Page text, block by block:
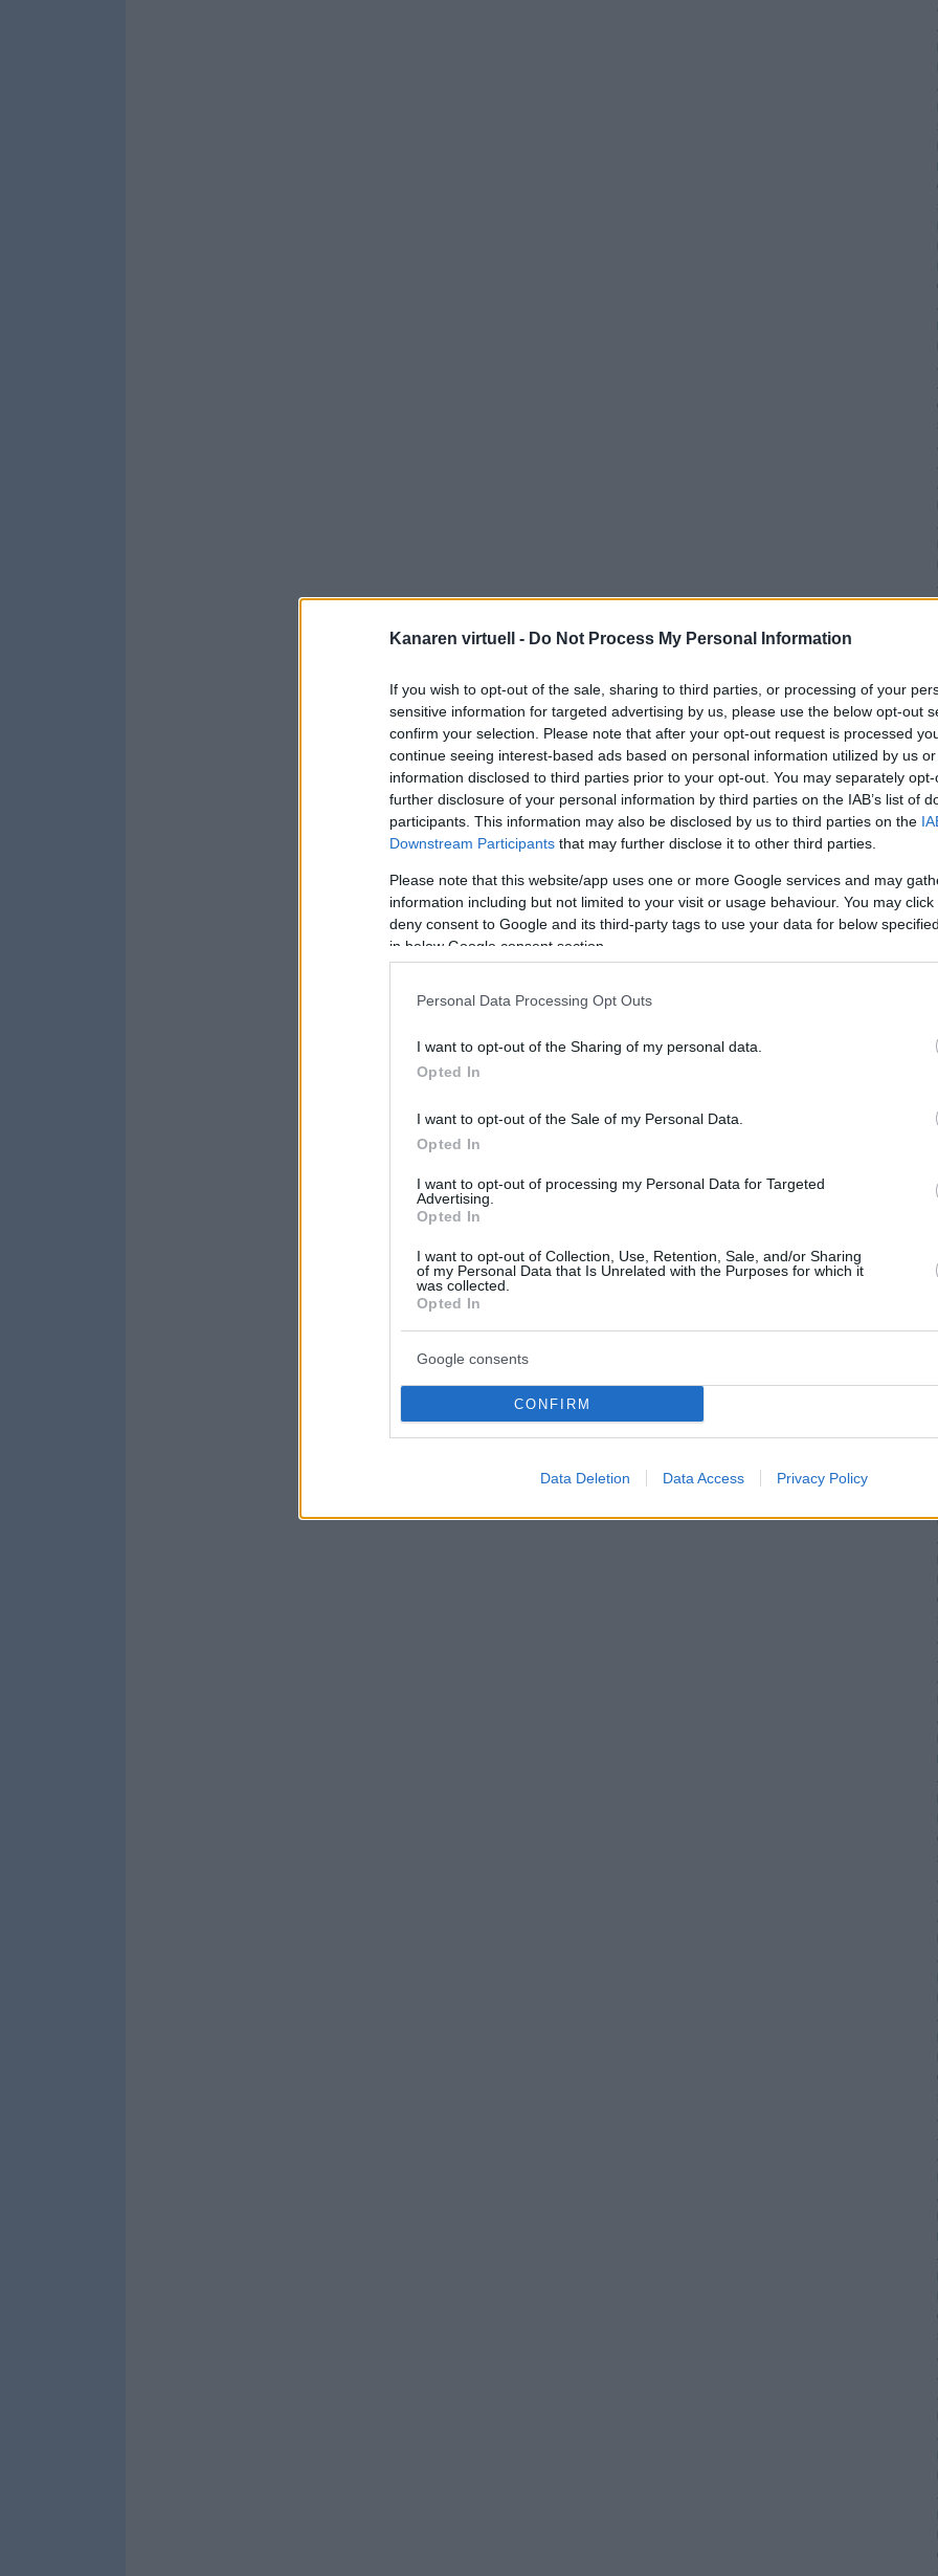
Kanaren virtuell - Do Not Process My Personal Information
If you wish to opt-out of the sale, sharing to third parties, or processing of your
sensitive information for targeted advertising by us, please use the below opt-out
confirm your selection. Please note that after your opt-out request is processed
continue seeing interest-based ads based on personal information utilized by us
information disclosed to third parties prior to your opt-out. You may separately
further disclosure of your personal information by third parties on the IAB’s list of
participants. This information may also be disclosed by us to third parties on the
Downstream Participants that may further disclose it to other third parties.
Please note that this website/app uses one or more Google services and may
information including but not limited to your visit or usage behaviour. You may
deny consent to Google and its third-party tags to use your data for below
in below Google consent section.
Personal Data Processing Opt Outs
I want to opt-out of the Sharing of my personal data.
Opted In
I want to opt-out of the Sale of my Personal Data.
Opted In
I want to opt-out of processing my Personal Data for Targeted
Advertising.
Opted In
I want to opt-out of Collection, Use, Retention, Sale, and/or Sharing
of my Personal Data that Is Unrelated with the Purposes for which it
was collected.
Opted In
Google consents
CONFIRM
Data Deletion Data Access Privacy Policy